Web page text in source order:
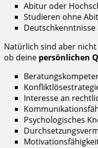
Abitur oder
Studieren ohne
Deutschkenntnisse
Natürlich sind aber
ob deine persönlichen
Interesse an
Psychologisches